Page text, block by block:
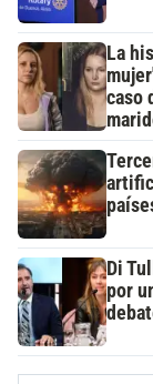
La
caso
Di
por